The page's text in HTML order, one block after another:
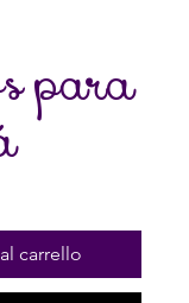
para
carrello